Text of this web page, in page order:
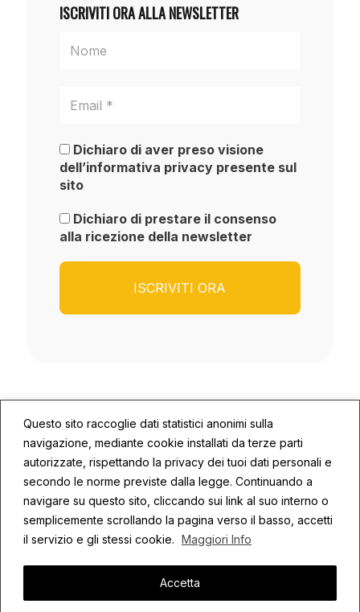
Questo sito raccoglie dati statistici anonimi sulla
navigazione, mediante cookie installati da terze parti
autorizzate, rispettando la privacy dei tuoi dati personali e
secondo le norme previste dalla legge. Continuando a
navigare su questo sito, cliccando sui link al suo interno o
semplicemente scrollando la pagina verso il basso, accetti
il servizio e gli stessi cookie. Maggiori Info
Accetta
ISCRIVITI ORA ALLA NEWSLETTER
Dichiaro di aver preso visione
dell’informativa privacy presente sul
sito
Dichiaro di prestare il consenso
alla ricezione della newsletter
© 2026 ECOSYS | P.IVA: 02672590409
Privacy Cookie Policy Credits